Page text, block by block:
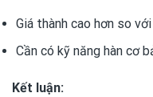
Giá thành cao hơn so
Cần có kỹ năng hàn cơ
Kết luận: